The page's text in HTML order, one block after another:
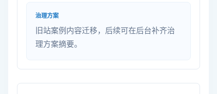
治理方案
旧站案例内容迁移，后续可在后台补齐治
理方案摘要。